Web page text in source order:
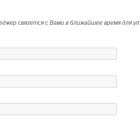
связется с Вами в ближайшее время для